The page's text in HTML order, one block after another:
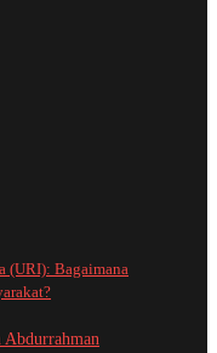
(URI): Bagaimana